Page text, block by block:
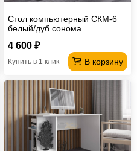
Стол компьютерный СКМ-6
белый/дуб сонома
4 600 ₽
В корзину
Купить в 1 клик